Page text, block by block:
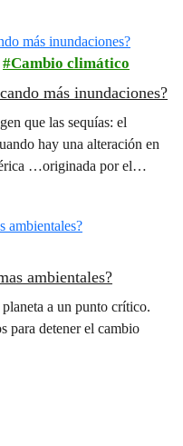
Cambio climático
más inundaciones?
que las sequías: el
hay una alteración en
…originada por el
humanas.
ambientales?
a un punto crítico.
para detener el cambio